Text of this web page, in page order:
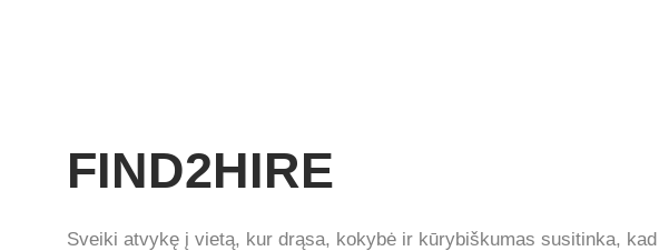
FIND2HIRE
Sveiki atvykę į vietą, kur drąsa, kokybė ir kūrybiškumas susitinka, kad